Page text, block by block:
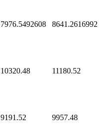
7976.5492608 8641.2616992
10320.48 11180.52
9191.52 9957.48